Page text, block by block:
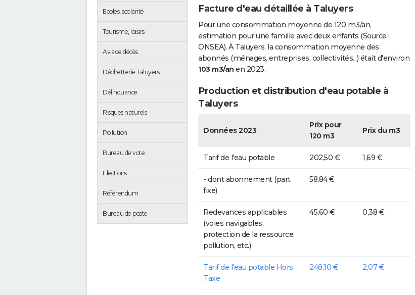
Ecoles, scolarité
Tourisme, loisirs
Avis de décès
Déchetterie Taluyers
Délinquance
Risques naturels
Pollution
Bureau de vote
Elections
Référendum
Bureau de poste
Facture d'eau détaillée à Taluyers
Pour une consommation moyenne de 120 m3/an,
estimation pour une famille avec deux enfants (Source :
ONSEA). À Taluyers, la consommation moyenne des
abonnés (ménages, entreprises, collectivités...) était d'environ
103 m3/an en 2023.
Production et distribution d'eau potable à
Taluyers
Données 2023
Prix pour
120 m3
Prix du m3
Tarif de l'eau potable 202,50 € 1,69 €
- dont abonnement (part
fixe)
58,84 €
Redevances applicables
(voies navigables,
protection de la ressource,
pollution, etc.)
45,60 € 0,38 €
Tarif de l'eau potable Hors
Taxe
248,10 € 2,07 €